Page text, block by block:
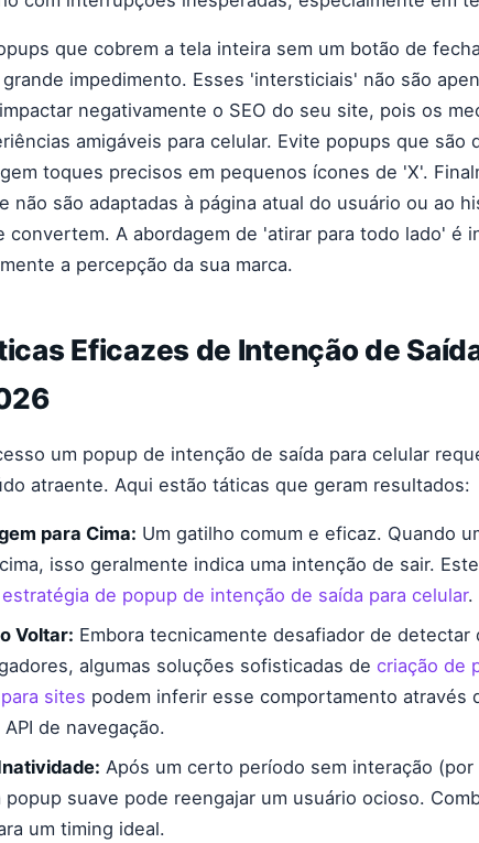
que cobrem a tela inteira sem um botão de
impedimento. Esses 'intersticiais' não são
negativamente o SEO do seu site, pois os
amigáveis para celular. Evite popups que são
toques precisos em pequenos ícones de 'X'.
não são adaptadas à página atual do usuário ou ao
convertem. A abordagem de 'atirar para todo lado' é
a percepção da sua marca.
Eficazes de Intenção de
um popup de intenção de saída para celular
atraente. Aqui estão táticas que geram resultados:
para Cima: Um gatilho comum e eficaz. Quando
isso geralmente indica uma intenção de sair.
estratégia de popup de intenção de saída para celular.
Voltar: Embora tecnicamente desafiador de detectar
algumas soluções sofisticadas de criação de
sites podem inferir esse comportamento através
de navegação.
Após um certo período sem interação (por
suave pode reengajar um usuário ocioso.
um timing ideal.